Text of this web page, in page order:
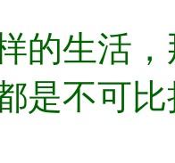
的生活
是不可